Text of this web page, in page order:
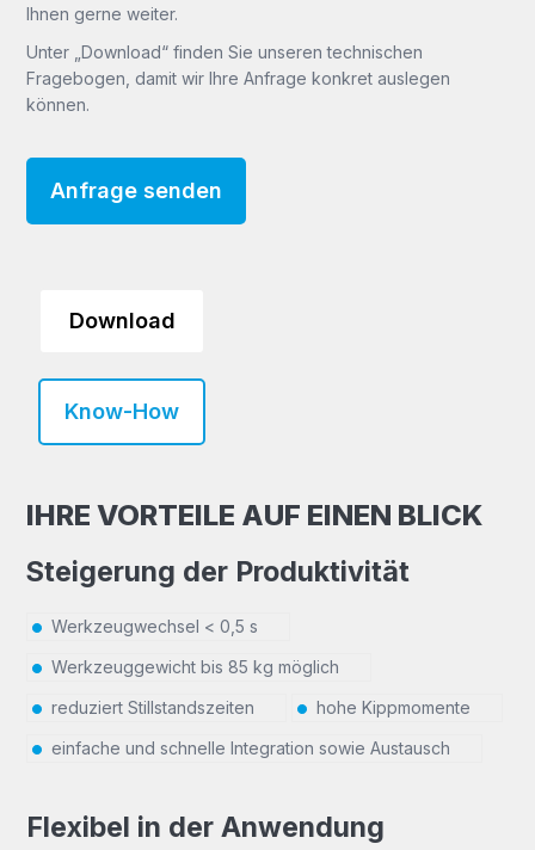
Ihnen gerne weiter.
Unter „Download“ finden Sie unseren technischen
Fragebogen, damit wir Ihre Anfrage konkret auslegen
können.
Anfrage senden
Download
Know-How
IHRE VORTEILE AUF EINEN BLICK
Steigerung der Produktivität
Werkzeugwechsel < 0,5 s
Werkzeuggewicht bis 85 kg möglich
reduziert Stillstandszeiten
hohe Kippmomente
einfache und schnelle Integration sowie Austausch
Flexibel in der Anwendung